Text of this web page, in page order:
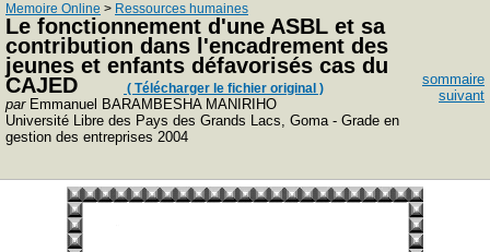
Memoire Online > Ressources humaines
Le fonctionnement d'une ASBL et sa
contribution dans l'encadrement des
jeunes et enfants défavorisés cas du
CAJED
( Télécharger le fichier original )
parEmmanuel BARAMBESHA MANIRIHO
Université Libre des Pays des Grands Lacs, Goma - Grade en
gestion des entreprises 2004
sommaire
suivant